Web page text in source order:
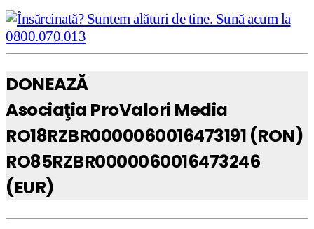
DONEAZĂ
Asociaţia ProValori Media
RO18RZBR0000060016473191 (RON)
RO85RZBR0000060016473246
(EUR)